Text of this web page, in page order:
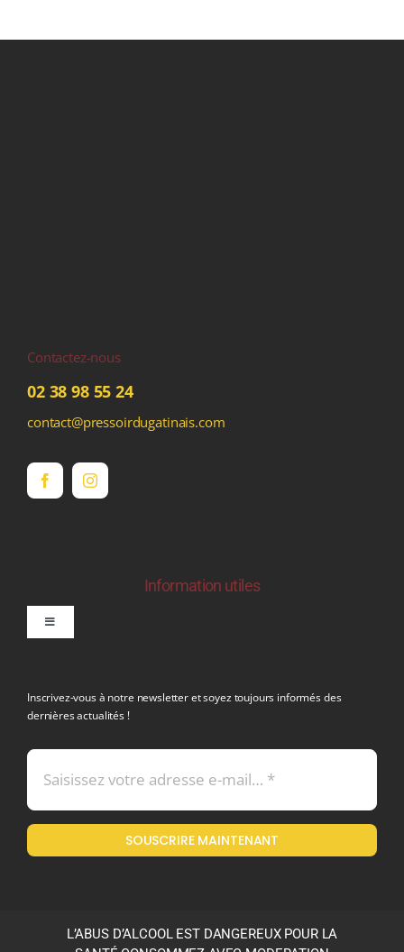
Contactez-nous
02 38 98 55 24
contact@pressoirdugatinais.com
Information utiles
Toggle
Mentions légales
Politique en matière de remboursements et de retours
Inscrivez-vous à notre newsletter et soyez toujours informés des
dernières actualités !
SOUSCRIRE MAINTENANT
L’ABUS D’ALCOOL EST DANGEREUX POUR LA